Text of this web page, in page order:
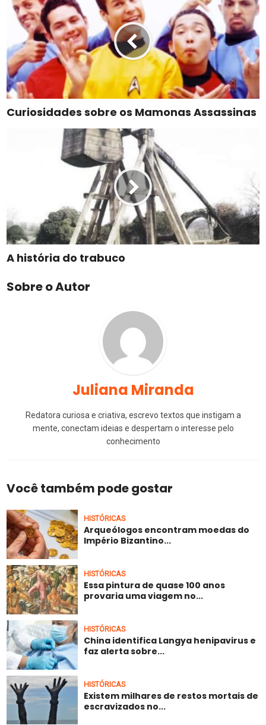
Curiosidades sobre os Mamonas Assassinas
A história do trabuco
Sobre o Autor
Juliana Miranda
Redatora curiosa e criativa, escrevo textos que instigam a
mente, conectam ideias e despertam o interesse pelo
conhecimento
Você também pode gostar
HISTÓRICAS
Arqueólogos encontram moedas do
Império Bizantino...
HISTÓRICAS
Essa pintura de quase 100 anos
provaria uma viagem no...
HISTÓRICAS
China identifica Langya henipavirus e
faz alerta sobre...
HISTÓRICAS
Existem milhares de restos mortais de
escravizados no...